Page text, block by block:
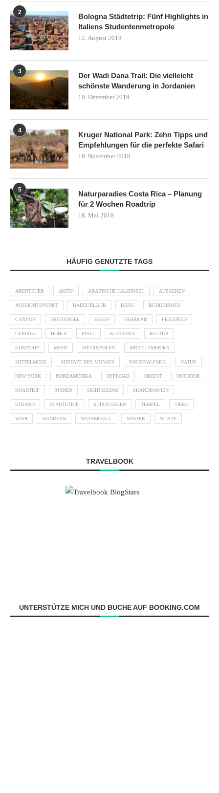
2
Bologna Städtetrip: Fünf Highlights in
Italiens Studentenmetropole
12. August 2018
3
Der Wadi Dana Trail: Die vielleicht
schönste Wanderung in Jordanien
10. Dezember 2019
4
Kruger National Park: Zehn Tipps und
Empfehlungen für die perfekte Safari
18. November 2018
5
Naturparadies Costa Rica – Planung
für 2 Wochen Roadtrip
18. Mai 2018
HÄUFIG GENUTZTE TAGS
ABENTEUER AKTIV ARABISCHE HALBINSEL AUSGEHEN
AUSSICHTSPUNKT BADEURLAUB BERG BUDDHISMUS
CANYON DSCHUNGEL ESSEN FAHRRAD FEATURED
GEBIRGE HÖHLE INSEL KLETTERN KULTUR
KURZTRIP MEER METROPOLEN MITTELAMERIKA
MITTELMEER MIXTAPE DES MONATS NATIONALPARK NATUR
NEW YORK NORDAMERIKA OFFROAD ORIENT OUTDOOR
ROADTRIP RUINEN SIGHTSEEING SKANDINAVIEN
STRAND STÄDTETRIP SÜDOSTASIEN TEMPEL TIERE
WADI WANDERN WASSERFALL WINTER WÜSTE
TRAVELBOOK
UNTERSTÜTZE MICH UND BUCHE AUF BOOKING.COM